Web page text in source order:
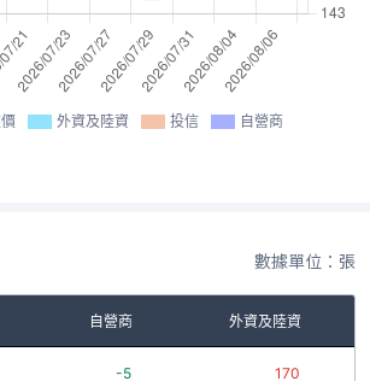
外資及陸資 投信 自營商
數據單位：張
自營商 外資及陸資
-5 170